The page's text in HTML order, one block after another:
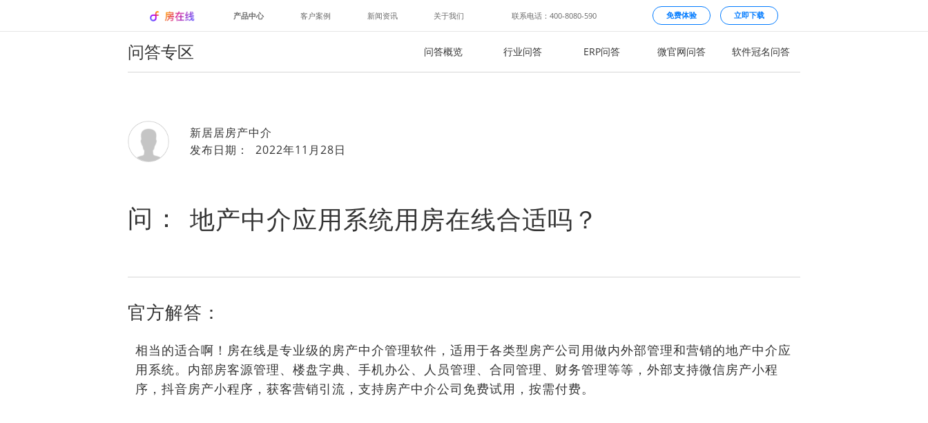
产品中心 客户案例 新闻资讯 关于我们 联系电话：400-8080-590 免费体验 立即下载
问答专区 问答概览 行业问答 ERP问答 微官网问答 软件冠名问答
新居居房产中介
发布日期： 2022年11月28日
问： 地产中介应用系统用房在线合适吗？
官方解答：
相当的适合啊！房在线是专业级的房产中介管理软件，适用于各类型房产公司用做内外部管理和营销的地产中介应
用系统。内部房客源管理、楼盘字典、手机办公、人员管理、合同管理、财务管理等等，外部支持微信房产小程
序，抖音房产小程序，获客营销引流，支持房产中介公司免费试用，按需付费。